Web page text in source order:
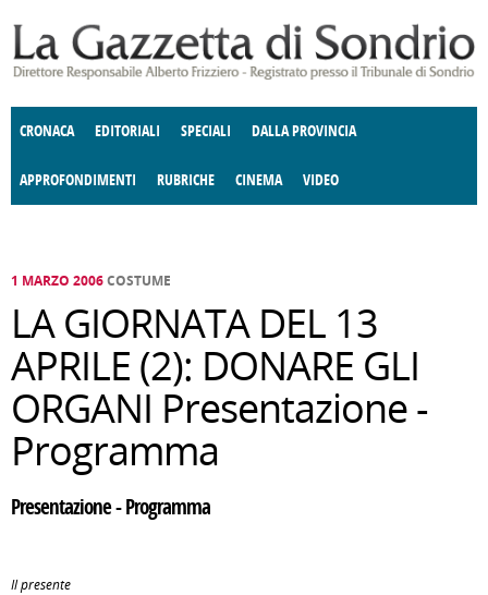
CRONACA EDITORIALI SPECIALI DALLA PROVINCIA
APPROFONDIMENTI
E SPETTACOLI POLITICA
RUBRICHE
DELLE IDEE FATTI DELLO SPIRITO
CINEMA VIDEO
1 MARZO 2006COSTUME
LA GIORNATA DEL 13
APRILE (2): DONARE GLI
ORGANI Presentazione -
Programma
Presentazione - Programma
Il presente